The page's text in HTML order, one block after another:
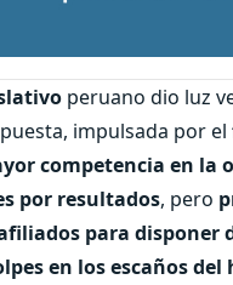
peruano dio luz
impulsada por el
competencia en la
por resultados, pero
para disponer
en los escaños del